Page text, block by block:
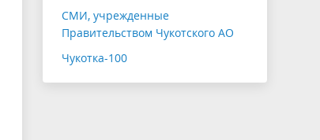
СМИ, учрежденные
Правительством Чукотского АО
Чукотка-100